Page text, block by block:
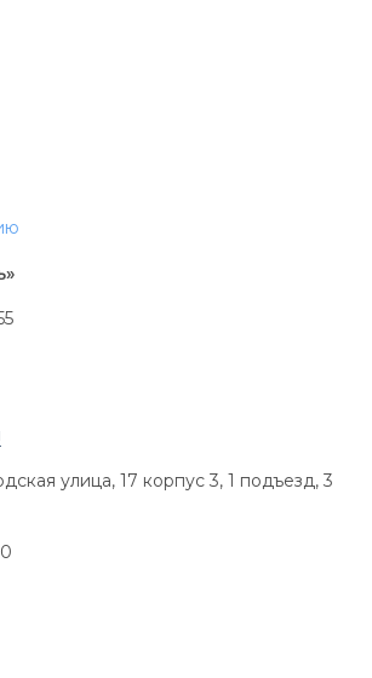
улица, 17 корпус 3, 1 подъезд, 3